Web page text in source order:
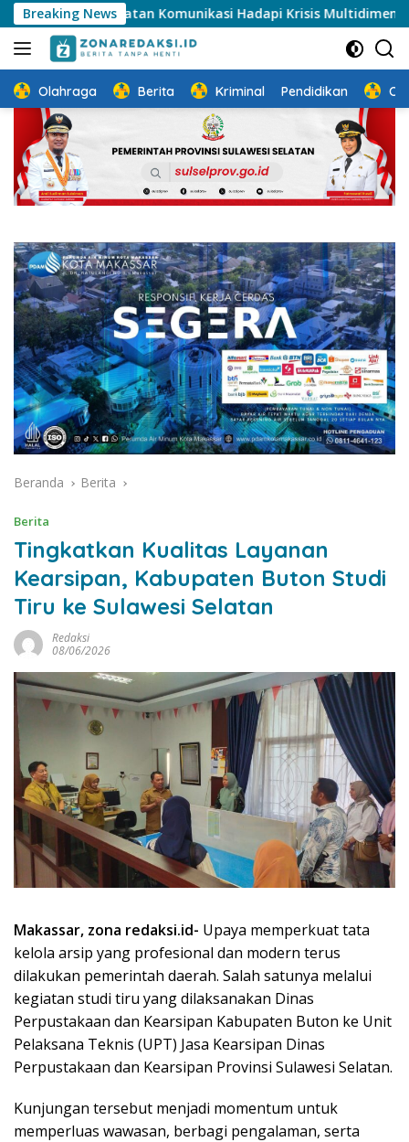
Langsung
ke
konten
Breaking News
Komunikasi Hadapi Krisis Multidimensi
Olahraga Berita Kriminal Pendidikan
Beranda Berita
Berita
Tingkatkan Kualitas Layanan
Kearsipan, Kabupaten Buton Studi
Tiru ke Sulawesi Selatan
Redaksi
08/06/2026
Makassar, zona redaksi.id- Upaya memperkuat tata
kelola arsip yang profesional dan modern terus
dilakukan pemerintah daerah. Salah satunya melalui
kegiatan studi tiru yang dilaksanakan Dinas
Perpustakaan dan Kearsipan Kabupaten Buton ke Unit
Pelaksana Teknis (UPT) Jasa Kearsipan Dinas
Perpustakaan dan Kearsipan Provinsi Sulawesi Selatan.
Kunjungan tersebut menjadi momentum untuk
memperluas wawasan, berbagi pengalaman, serta